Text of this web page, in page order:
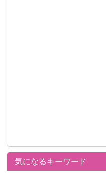
気になるキーワード